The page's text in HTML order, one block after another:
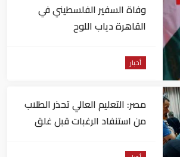
وفاة السفير الفلسطيني في
القاهرة دياب اللوح
أخبار
مصر: التعليم العالي تحذر الطلاب
من استنفاد الرغبات قبل غلق